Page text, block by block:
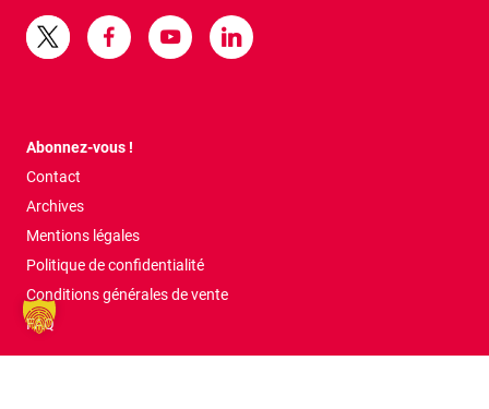
Abonnez-vous !
Contact
Archives
Mentions légales
Politique de confidentialité
Conditions générales de vente
FAQ